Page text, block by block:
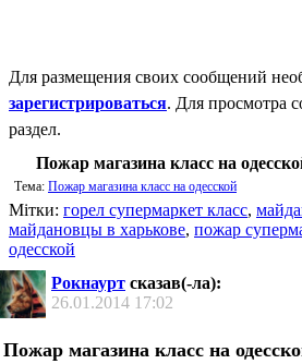
Для размещения своих сообщений
зарегистрироваться. Для просмотра
раздел.
Пожар магазина класс на
Тема: Пожар магазина класс на одесской
Мітки: горел супермаркет класс,
майдановцы в харькове, пожар
одесской
Рокнаурт сказав(-ла):
26.01.2014 17:02
Пожар магазина класс на